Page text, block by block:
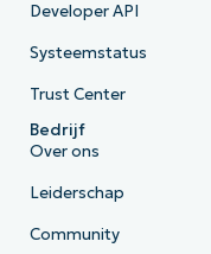
Developer API
Systeemstatus
Trust Center
Bedrijf
Over ons
Leiderschap
Community